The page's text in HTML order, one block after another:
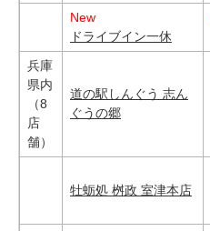
New
ドライブイン一休
兵庫
県内
（8
店
舗）
道の駅しんぐう 志ん
ぐうの郷
牡蛎処 桝政 室津本店